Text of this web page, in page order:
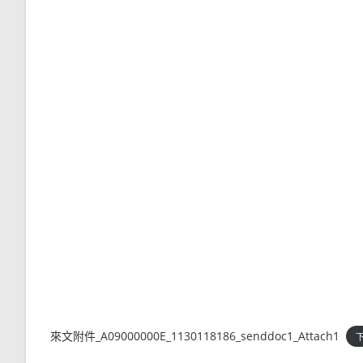
來文附件_A09000000E_1130118186_senddoc1_Attach1